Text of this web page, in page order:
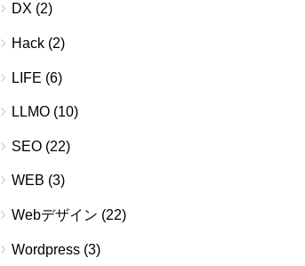
DX (2)
Hack(2)
LIFE (6)
LLMO(10)
SEO(22)
WEB (3)
Webデザイン (22)
Wordpress(3)